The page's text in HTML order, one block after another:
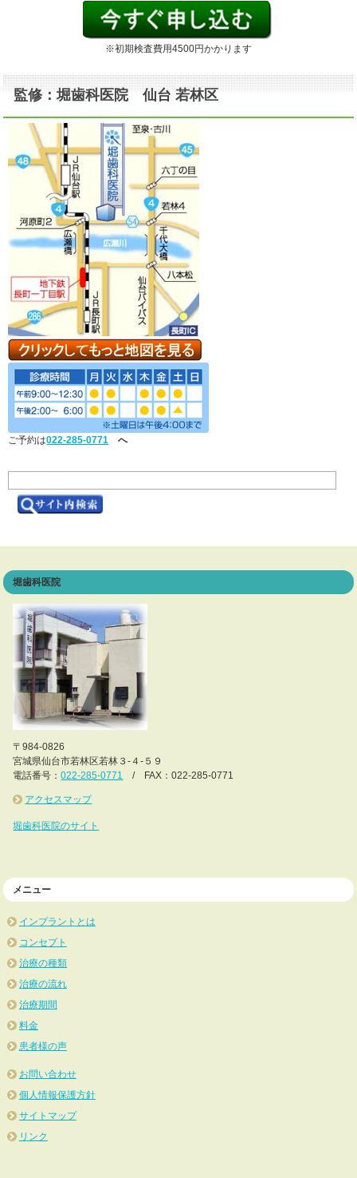
※初期検査費用4500円かかります
監修：堀歯科医院 仙台 若林区
ご予約は022-285-0771 へ
堀歯科医院
〒984-0826
宮城県仙台市若林区若林３-４-５９
電話番号：022-285-0771 / FAX：022-285-0771
アクセスマップ
堀歯科医院のサイト
メニュー
インプラントとは
コンセプト
治療の種類
治療の流れ
治療期間
料金
患者様の声
お問い合わせ
個人情報保護方針
サイトマップ
リンク